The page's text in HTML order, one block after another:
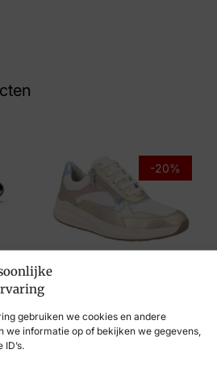
gebruiken we cookies en andere
we informatie op of bekijken we gegevens,
-20%
Solidus